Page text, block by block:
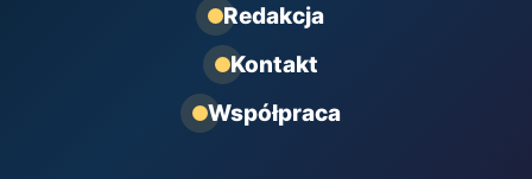
Redakcja
Kontakt
Współpraca